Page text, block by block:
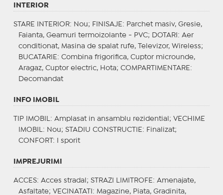
INTERIOR
STARE INTERIOR: Nou; FINISAJE : Parchet masiv, Gresie,
Faianta, Geamuri termoizolante - PVC;
DOTARI : Aer
conditionat, Masina de spalat rufe, Televizor, Wireless;
BUCATARIE : Combina frigorifica, Cuptor microunde,
Aragaz, Cuptor electric, Hota; COMPARTIMENTARE :
Decomandat
INFO IMOBIL
TIP IMOBIL : Amplasat in ansamblu rezidential; VECHIME
IMOBIL : Nou; STADIU CONSTRUCTIE : Finalizat;
CONFORT : I sporit
IMPREJURIMI
ACCES: Acces stradal; STRAZI LIMITROFE : Amenajate,
Asfaltate; VECINATATI : Magazine, Piata, Gradinita,